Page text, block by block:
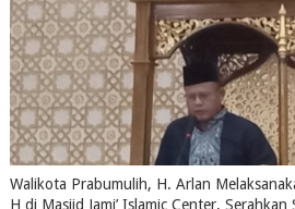
Walikota Prabumulih, H. Arlan
H di Masjid Jami’ Islamic Center, Serahkan